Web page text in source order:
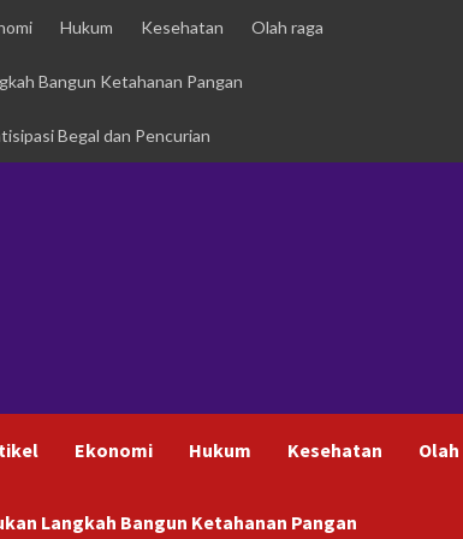
Hukum Kesehatan Olah raga
Bangun Ketahanan Pangan
Begal dan Pencurian
Ekonomi Hukum Kesehatan
Langkah Bangun Ketahanan Pangan